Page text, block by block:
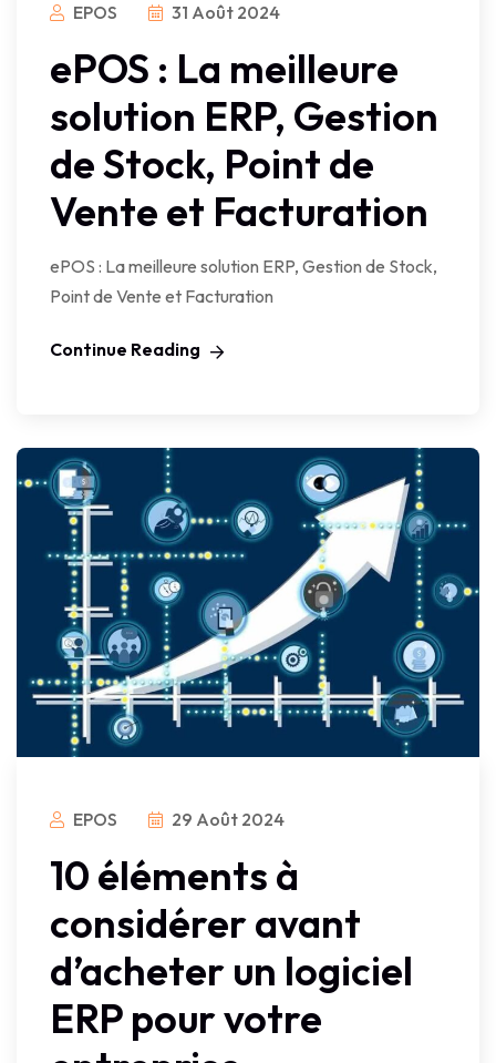
EPOS 31 Août 2024
ePOS : La meilleure
solution ERP, Gestion
de Stock, Point de
Vente et Facturation
ePOS : La meilleure solution ERP, Gestion de Stock,
Point de Vente et Facturation
Continue Reading
EPOS 29 Août 2024
10 éléments à
considérer avant
d’acheter un logiciel
ERP pour votre